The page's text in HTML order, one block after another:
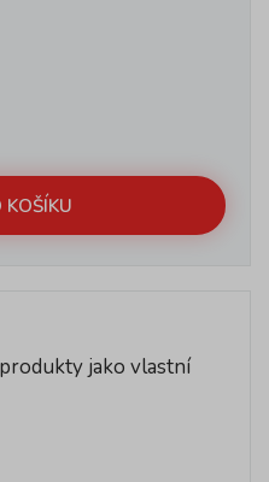
KOŠÍKU
jako vlastní